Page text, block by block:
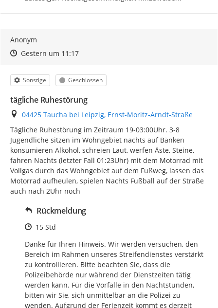
Anonym
Zeitpunkt des Erstellens
Zeitpunkt des Erstellens
Gestern um 11:17Zur Äußerung
Kategorie
Sonstige Status
Geschlossen
tägliche Ruhestörung
Ort
04425 Taucha bei Leipzig, Ernst-Moritz-Arndt-Straße
Tägliche Ruhestörung im Zeitraum 19-03:00Uhr. 3-8
Jugendliche sitzen im Wohngebiet nachts auf Bänken
konsumieren Alkohol, schreien Laut, werfen Äste, Steine,
fahren Nachts (letzter Fall 01:23Uhr) mit dem Motorrad mit
Vollgas durch das Wohngebiet auf dem Fußweg, lassen das
Motorrad aufheulen, spielen Nachts Fußball auf der Straße
auch nach 2Uhr noch
Rückmeldung
Zeitpunkt des Erstellens
15 Std
Danke für Ihren Hinweis. Wir werden versuchen, den
Bereich im Rahmen unseres Streifendienstes verstärkt
zu kontrollieren. Bitte beachten Sie, dass die
Polizeibehörde nur während der Dienstzeiten tätig
werden kann. Für die Vorfälle in den Nachtstunden,
bitten wir Sie, sich unmittelbar an die Polizei zu
wenden. Aufgrund der Ferienzeit kommt es derzeit